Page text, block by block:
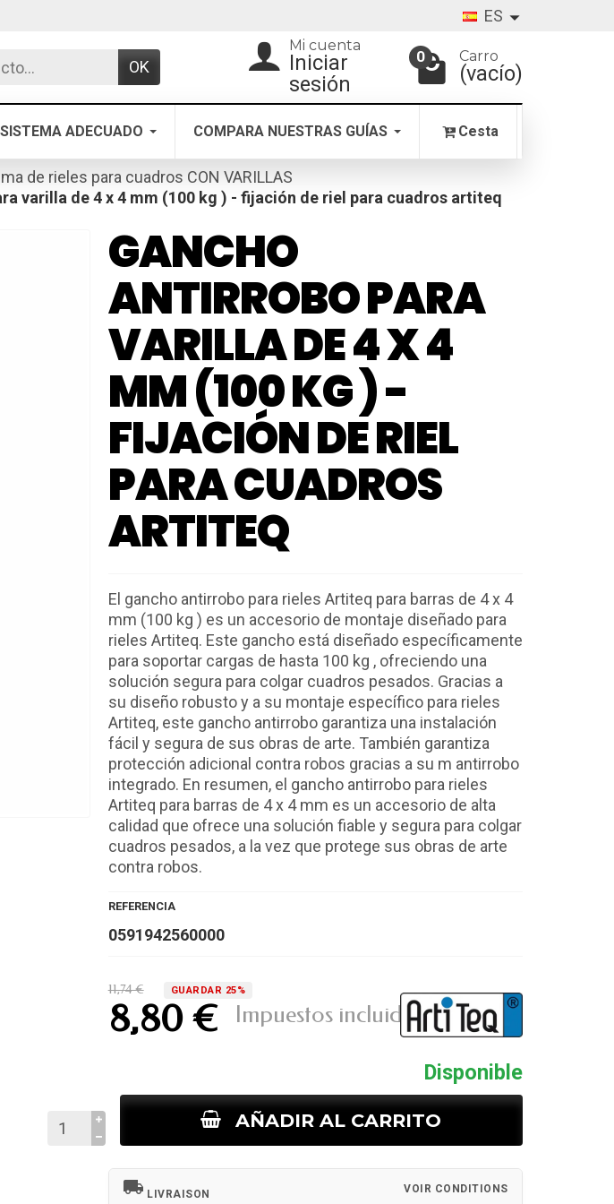
ES
OK
Mi cuenta
Iniciar
sesión
0 Carro
(vacío)
ADECUADO COMPARA NUESTRAS GUÍAS Cesta
de rieles para cuadros CON VARILLAS
varilla de 4 x 4 mm (100 kg ) - fijación de riel para cuadros artiteq
GANCHO
ANTIRROBO PARA
VARILLA DE 4 X 4
MM (100 KG ) -
FIJACIÓN DE RIEL
PARA CUADROS
ARTITEQ
El gancho antirrobo para rieles Artiteq para barras de 4 x 4
mm (100 kg ) es un accesorio de montaje diseñado para
rieles Artiteq. Este gancho está diseñado específicamente
para soportar cargas de hasta 100 kg , ofreciendo una
solución segura para colgar cuadros pesados. Gracias a
su diseño robusto y a su montaje específico para rieles
Artiteq, este gancho antirrobo garantiza una instalación
fácil y segura de sus obras de arte. También garantiza
protección adicional contra robos gracias a su m antirrobo
integrado. En resumen, el gancho antirrobo para rieles
Artiteq para barras de 4 x 4 mm es un accesorio de alta
calidad que ofrece una solución fiable y segura para colgar
cuadros pesados, a la vez que protege sus obras de arte
contra robos.
REFERENCIA
0591942560000
11,74 € GUARDAR 25%
8,80 € Impuestos incluidos
Disponible
AÑADIR AL CARRITO
local_shipping LIVRAISON VOIR CONDITIONS